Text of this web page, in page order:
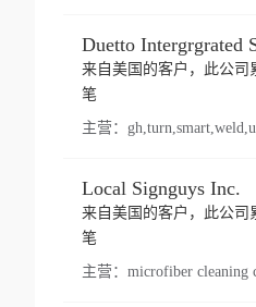
来自美国的客户，此公司
笔
主营：
Local Signguys Inc.
来自美国的客户，此公司
笔
主营： microfiber cleaning